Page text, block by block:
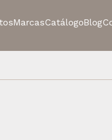
MarcasCatálogoBlog